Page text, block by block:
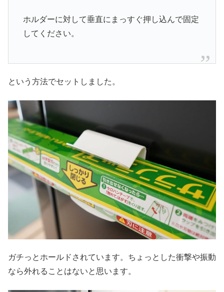
ホルダーに対して垂直にまっすぐ押し込んで固定
してください。
という方法でセットしました。
ガチっとホールドされています。ちょっとした衝撃や振動
なら外れることはないと思います。